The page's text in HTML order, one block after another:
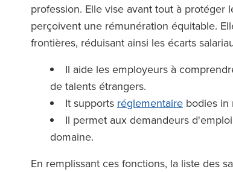
profession. Elle vise avant tout à
perçoivent une rémunération équitable.
frontières, réduisant ainsi les écarts
Il aide les employeurs à
de talents étrangers.
It supports réglementaire bodies in
Il permet aux demandeurs
domaine.
En remplissant ces fonctions, la liste des